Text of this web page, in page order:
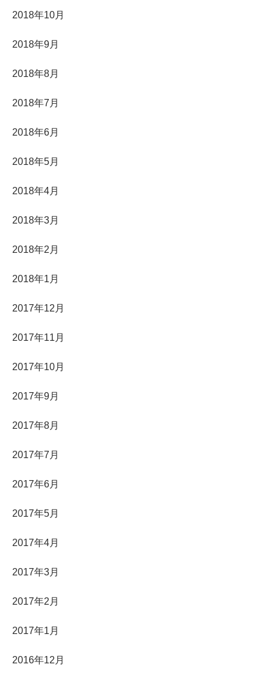
2018年10月
2018年9月
2018年8月
2018年7月
2018年6月
2018年5月
2018年4月
2018年3月
2018年2月
2018年1月
2017年12月
2017年11月
2017年10月
2017年9月
2017年8月
2017年7月
2017年6月
2017年5月
2017年4月
2017年3月
2017年2月
2017年1月
2016年12月